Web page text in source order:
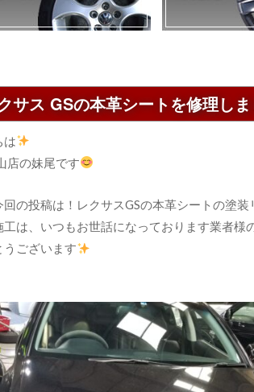
サス GSの本革シートを修理しま
は
店の妹尾です
回の投稿は！レクサスGSの本革シートの塗装
工は、いつもお世話になっております業者様
うございます